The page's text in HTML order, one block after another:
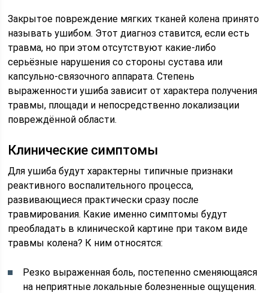
Закрытое повреждение мягких тканей колена принято
называть ушибом. Этот диагноз ставится, если есть
травма, но при этом отсутствуют какие-либо
серьёзные нарушения со стороны сустава или
капсульно-связочного аппарата. Степень
выраженности ушиба зависит от характера получения
травмы, площади и непосредственно локализации
повреждённой области.
Клинические симптомы
Для ушиба будут характерны типичные признаки
реактивного воспалительного процесса,
развивающиеся практически сразу после
травмирования. Какие именно симптомы будут
преобладать в клинической картине при таком виде
травмы колена? К ним относятся:
Резко выраженная боль, постепенно сменяющаяся
на неприятные локальные болезненные ощущения.